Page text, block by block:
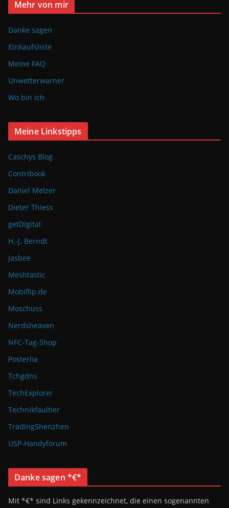
Mehr von mir
Danke sagen
Einkaufsliste
Meine FAQ
Unwetterwarner
Wo bin ich
Meine Linkstipps
Caschys Blog
Contribook
Daniel Melzer
Dieter Thiess
getDigital
H.-J. Berndt
Jasbee
Meshtastic
Mobiflip.de
Moschuss
Nerdsheaven
NFC-Tag-Shop
Posterlia
Tchgdns
TechExplorer
Technikfaultier
TradingShenzhen
USP-Handyforum
Danke sagen *€*
Mit *€* sind Links gekennzeichnet, die einen sogenannten